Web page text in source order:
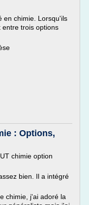
en chimie. Lorsqu'ils
entre trois options
: Options,
chimie option
bien. Il a intégré
chimie, j'ai adoré la